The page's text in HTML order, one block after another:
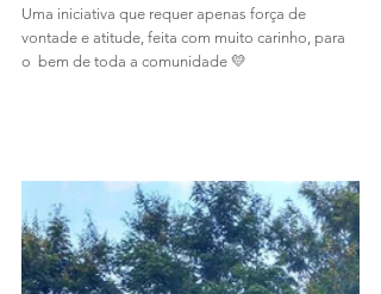
Uma iniciativa que requer apenas força de
vontade e atitude, feita com muito carinho, para
o  bem de toda a comunidade 💛